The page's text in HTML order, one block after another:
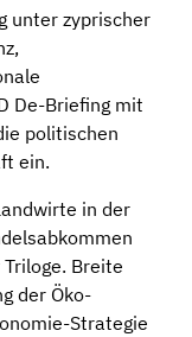
unter zyprischer
De-Briefing mit
politischen
ein.
in der
Breite
der Öko-
Strategie